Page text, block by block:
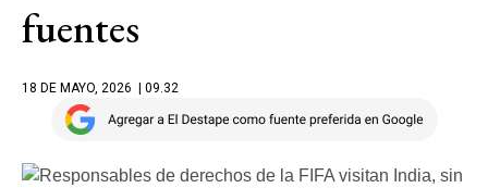
fuentes
18 DE MAYO, 2026 | 09.32